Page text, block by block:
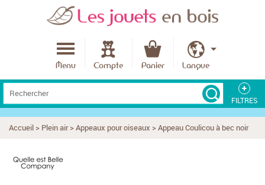
Menu Compte Panier Langue
FILTRES
L'âge
Le budget
Accueil > Plein air>Appeaux pour oiseaux >Appeau Coulicou à bec noir